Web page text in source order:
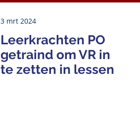
3 mrt 2024
Leerkrachten PO
getraind om VR in
te zetten in lessen